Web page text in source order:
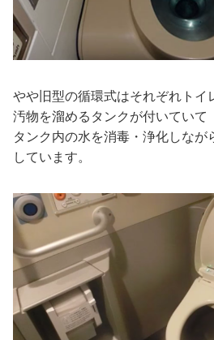
やや旧型の循環式はそれぞれトイ
汚物を溜めるタンクが付いていて
タンク内の水を消毒・浄化しな
しています。